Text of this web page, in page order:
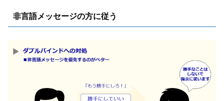
非言語メッセージの方に従う